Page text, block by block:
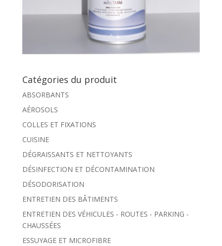
Catégories du produit
ABSORBANTS
AÉROSOLS
COLLES ET FIXATIONS
CUISINE
DÉGRAISSANTS ET NETTOYANTS
DÉSINFECTION ET DÉCONTAMINATION
DÉSODORISATION
ENTRETIEN DES BÂTIMENTS
ENTRETIEN DES VÉHICULES - ROUTES - PARKING -
CHAUSSÉES
ESSUYAGE ET MICROFIBRE